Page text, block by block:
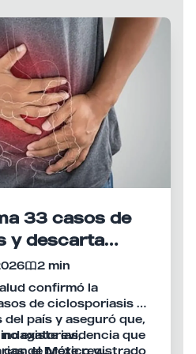
33 casos de
y descarta
en Estados
2 min
confirmó la
de ciclosporiasis en
país y aseguró que,
existe evidencia que
con el brote registrado
de México y